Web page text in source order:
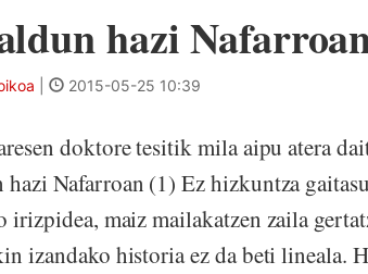
hazi
2015-05-25 10:39
doktore tesitik mila aipu atera
Nafarroan (1) Ez hizkuntza
irizpidea, maiz mailakatzen zaila
izandako historia ez da beti lineala.